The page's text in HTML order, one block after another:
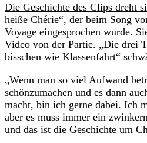
Die Geschichte des Clips dreht
heiße Chérie“, der beim Song
Voyage eingesprochen wurde.
Video von der Partie. „Die drei
bisschen wie Klassenfahrt“
„Wenn man so viel Aufwand
schönzumachen und es dann
macht, bin ich gerne dabei. Ich
aber es muss immer ein
und das ist die Geschichte um